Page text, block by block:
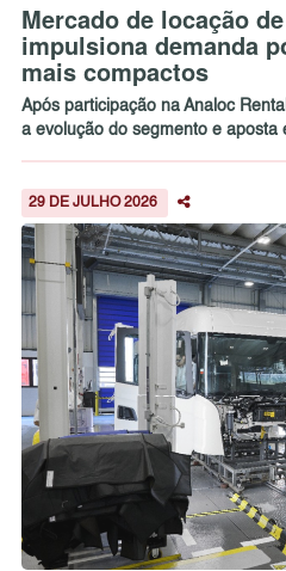
Mercado de locação
impulsiona demanda
mais compactos
Após participação na Analoc
a evolução do segmento e aposta
29 DE JULHO 2026